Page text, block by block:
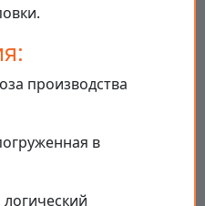
производства
в